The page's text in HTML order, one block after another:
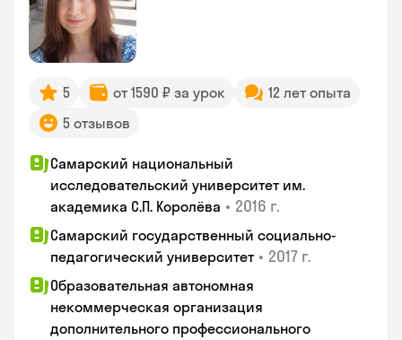
5 от 1590 ₽ за урок
12 лет опыта
5 отзывов
Самарский национальный
исследовательский университет им.
академика С.П. Королёва • 2016 г.
Самарский государственный социально-
педагогический университет • 2017 г.
Образовательная автономная
некоммерческая организация
дополнительного профессионального